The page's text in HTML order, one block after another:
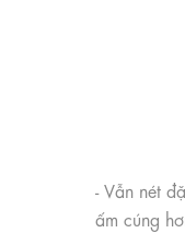
- Vẫn nét
ấm cúng